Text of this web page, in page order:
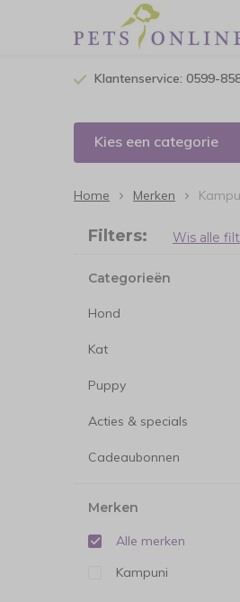
Klantenservice: 0599-
Kies een categorie
Home Merken
Sorteren op:
Filters: Wis alle
Categorieën
Hond
Kat
Puppy
Acties & specials
Cadeaubonnen
Merken
Alle merken
Kampuni